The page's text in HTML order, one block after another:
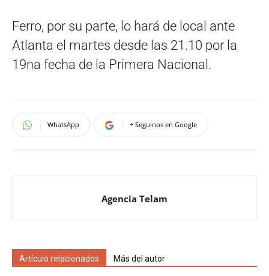
Ferro, por su parte, lo hará de local ante
Atlanta el martes desde las 21.10 por la
19na fecha de la Primera Nacional.
WhatsApp + Seguinos en Google
Agencia Telam
Artículo relacionados Más del autor